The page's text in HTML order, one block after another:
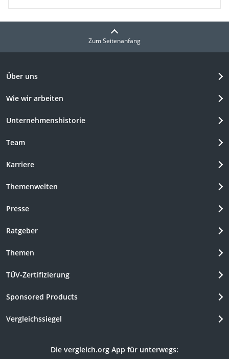
Zum Seitenanfang
Über uns
Wie wir arbeiten
Unternehmenshistorie
Team
Karriere
Themenwelten
Presse
Ratgeber
Themen
TÜV-Zertifizierung
Sponsored Products
Vergleichssiegel
Die vergleich.org App für unterwegs: